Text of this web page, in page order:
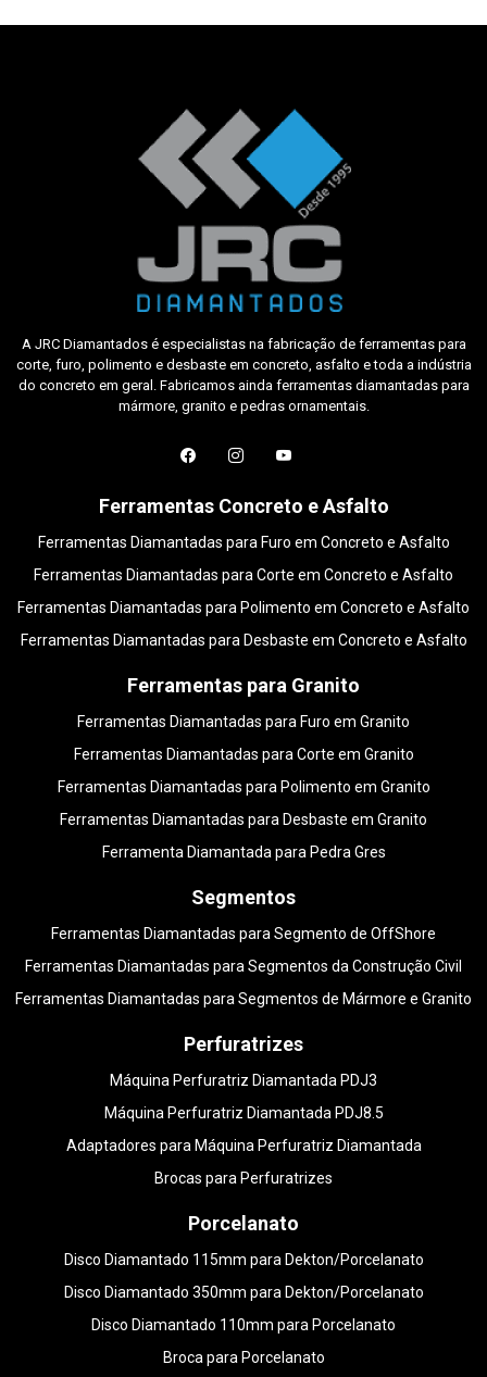
A JRC Diamantados é especialistas na fabricação de ferramentas para
corte, furo, polimento e desbaste em concreto, asfalto e toda a indústria
do concreto em geral. Fabricamos ainda ferramentas diamantadas para
mármore, granito e pedras ornamentais.
Ferramentas Concreto e Asfalto
Ferramentas Diamantadas para Furo em Concreto e Asfalto
Ferramentas Diamantadas para Corte em Concreto e Asfalto
Ferramentas Diamantadas para Polimento em Concreto e Asfalto
Ferramentas Diamantadas para Desbaste em Concreto e Asfalto
Ferramentas para Granito
Ferramentas Diamantadas para Furo em Granito
Ferramentas Diamantadas para Corte em Granito
Ferramentas Diamantadas para Polimento em Granito
Ferramentas Diamantadas para Desbaste em Granito
Ferramenta Diamantada para Pedra Gres
Segmentos
Ferramentas Diamantadas para Segmento de OffShore
Ferramentas Diamantadas para Segmentos da Construção Civil
Ferramentas Diamantadas para Segmentos de Mármore e Granito
Perfuratrizes
Máquina Perfuratriz Diamantada PDJ3
Máquina Perfuratriz Diamantada PDJ8.5
Adaptadores para Máquina Perfuratriz Diamantada
Brocas para Perfuratrizes
Porcelanato
Disco Diamantado 115mm para Dekton/Porcelanato
Disco Diamantado 350mm para Dekton/Porcelanato
Disco Diamantado 110mm para Porcelanato
Broca para Porcelanato